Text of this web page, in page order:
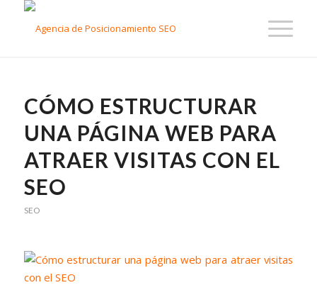
CÓMO ESTRUCTURAR
UNA PÁGINA WEB PARA
ATRAER VISITAS CON EL
SEO
SEO